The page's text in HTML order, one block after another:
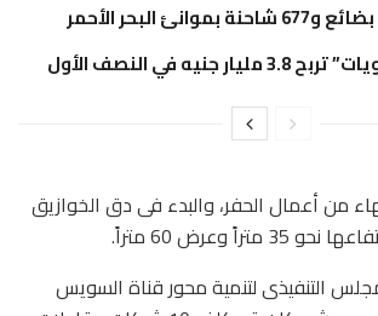
في النصف الأول
من أعمال الحفر، والبدء فى دق الخوازيق
وعرض 60 متراً.
التنفيذى لتنمية محور قناة السويس